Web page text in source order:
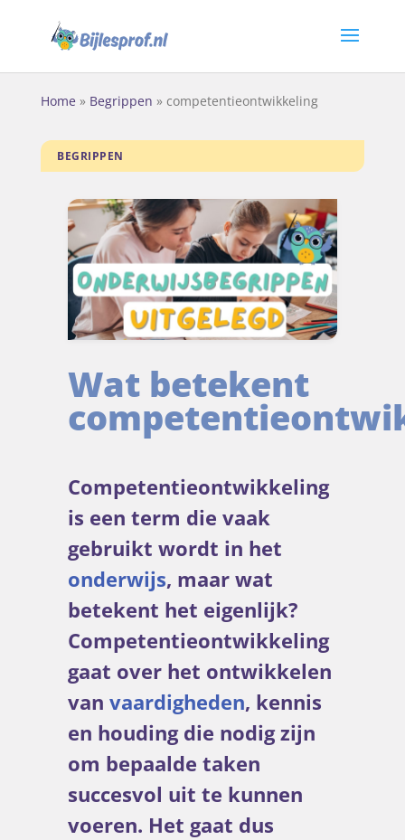
Home » Begrippen » competentieontwikkeling
BEGRIPPEN
Wat betekent
Competentieontwikkeling
is een term die vaak
gebruikt wordt in het
onderwijs, maar wat
betekent het eigenlijk?
Competentieontwikkeling
gaat over het ontwikkelen
van vaardigheden, kennis
en houding die nodig zijn
om bepaalde taken
succesvol uit te kunnen
voeren. Het gaat dus